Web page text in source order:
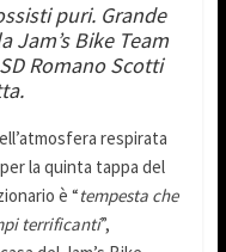
puri. Grande
Jam’s Bike Team
Romano Scotti
respirata
la quinta tappa del
è “tempesta che
terrificanti”,